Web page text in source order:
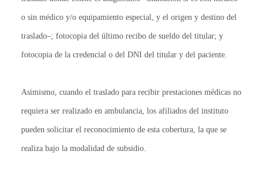
o sin médico y/o equipamiento especial, y el origen y destino del
traslado–; fotocopia del último recibo de sueldo del titular; y
fotocopia de la credencial o del DNI del titular y del paciente.
Asimismo, cuando el traslado para recibir prestaciones médicas no
requiera ser realizado en ambulancia, los afiliados del instituto
pueden solicitar el reconocimiento de esta cobertura, la que se
realiza bajo la modalidad de subsidio.